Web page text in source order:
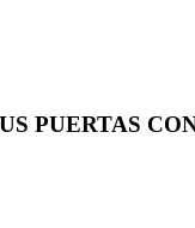
PUERTAS